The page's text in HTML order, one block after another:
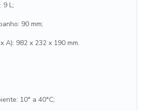
9 L;
90 mm;
A): 982 x 232 x 190 mm.
10° a 40°C;